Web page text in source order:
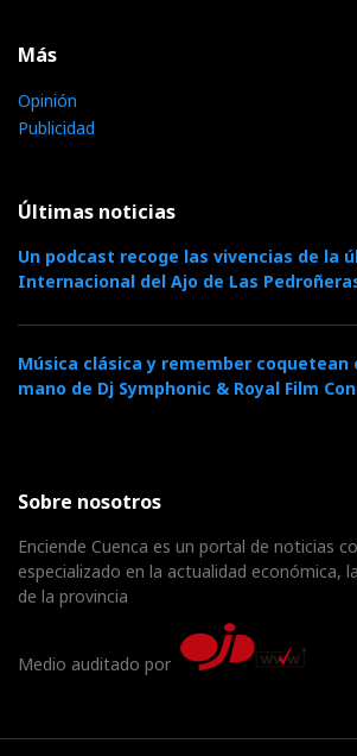
Más
Opinión
Publicidad
Últimas noticias
Un podcast recoge las vivencias de la
Internacional del Ajo de Las
Música clásica y remember coquetean
mano de Dj Symphonic & Royal Film
Sobre nosotros
Enciende Cuenca es un portal de noticias
especializado en la actualidad económica,
de la provincia
Medio auditado por